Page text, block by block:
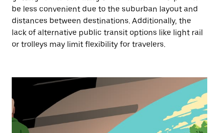
be less convenient due to the suburban layout and
distances between destinations. Additionally, the
lack of alternative public transit options like light rail
or trolleys may limit flexibility for travelers.